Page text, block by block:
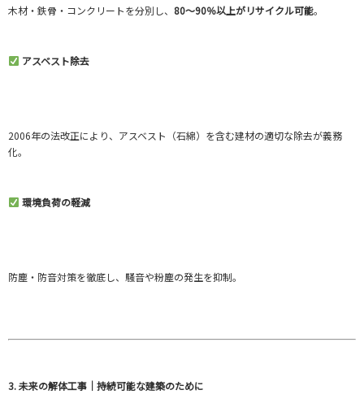
木材・鉄骨・コンクリートを分別し、 80〜90％以上がリサイクル可能。
アスベスト除去
2006年の法改正により、アスベスト（石綿）を含む建材の適切な除去が義務
化。
環境負荷の軽減
防塵・防音対策を徹底し、騒音や粉塵の発生を抑制。
3. 未来の解体工事｜持続可能な建築のために